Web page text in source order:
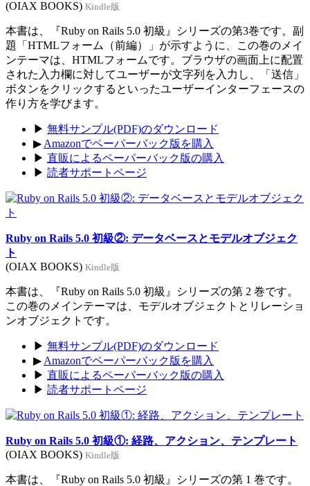
(OIAX BOOKS) Kindle版
本書は、『Ruby on Rails 5.0 初級』シリーズの第3巻です。副
題「HTMLフォーム（前編）」が示すように、この巻のメイ
ンテーマは、HTMLフォームです。ブラウザの画面上に配置
された入力欄に対してユーザーが文字列を入力し、「送信」
ボタンをクリックするといったユーザーインターフェースの
作り方を学びます。
▶ 無料サンプル(PDF)のダウンロード
▶ Amazonでペーパーバック版を購入
▶ 直販によるペーパーバック版の購入
▶ 読者サポートページ
Ruby on Rails 5.0 初級②: データベースとモデルオブジェク
ト
(OIAX BOOKS) Kindle版
本書は、『Ruby on Rails 5.0 初級』シリーズの第 2 巻です。
この巻のメインテーマは、モデルオブジェクトとリレーショ
ンオブジェクトです。
▶ 無料サンプル(PDF)のダウンロード
▶ Amazonでペーパーバック版を購入
▶ 直販によるペーパーバック版の購入
▶ 読者サポートページ
Ruby on Rails 5.0 初級①: 経路、アクション、テンプレート
(OIAX BOOKS) Kindle版
本書は、『Ruby on Rails 5.0 初級』シリーズの第 1 巻です。